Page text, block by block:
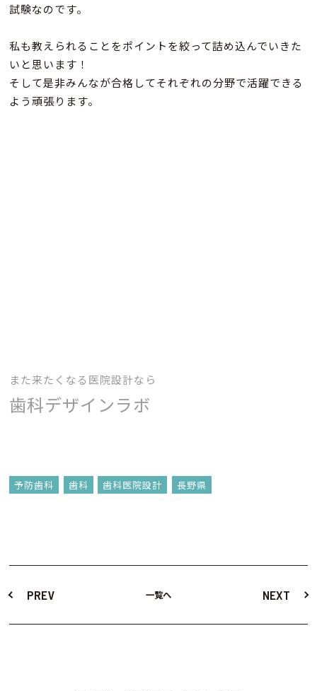
試験なのです。
私も教えられることをポイントを絞って詰め込んでいきた
いと思います！
そして是非みんなが合格してそれぞれの分野で活躍できる
よう頑張ります。
また来たくなる医院設計なら
歯科デザインラボ
予防歯科 歯科 歯科医院設計 長野県
PREV 一覧へ NEXT